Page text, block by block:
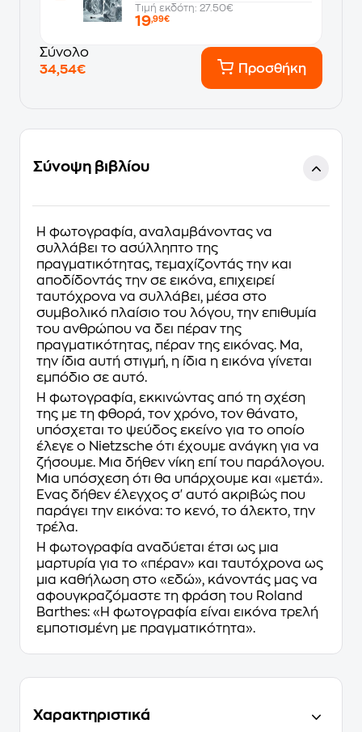
Τιμή εκδότη: 27.50€
19,99€
Σύνολο
34,54€
Προσθήκη
Σύνοψη βιβλίου
Η φωτογραφία, αναλαμβάνοντας να
συλλάβει το ασύλληπτο της
πραγματικότητας, τεμαχίζοντάς την και
αποδίδοντάς την σε εικόνα, επιχειρεί
ταυτόχρονα να συλλάβει, μέσα στο
συμβολικό πλαίσιο του λόγου, την επιθυμία
του ανθρώπου να δει πέραν της
πραγματικότητας, πέραν της εικόνας. Μα,
την ίδια αυτή στιγμή, η ίδια η εικόνα γίνεται
εμπόδιο σε αυτό.
Η φωτογραφία, εκκινώντας από τη σχέση
της με τη φθορά, τον χρόνο, τον θάνατο,
υπόσχεται το ψεύδος εκείνο για το οποίο
έλεγε ο Nietzsche ότι έχουμε ανάγκη για να
ζήσουμε. Μια δήθεν νίκη επί του παράλογου.
Μια υπόσχεση ότι θα υπάρχουμε και «μετά».
Ένας δήθεν έλεγχος σ' αυτό ακριβώς που
παράγει την εικόνα: το κενό, το άλεκτο, την
τρέλα.
Η φωτογραφία αναδύεται έτσι ως μια
μαρτυρία για το «πέραν» και ταυτόχρονα ως
μια καθήλωση στο «εδώ», κάνοντάς μας να
αφουγκραζόμαστε τη φράση του Roland
Barthes: «Η φωτογραφία είναι εικόνα τρελή
εμποτισμένη με πραγματικότητα».
Χαρακτηριστικά